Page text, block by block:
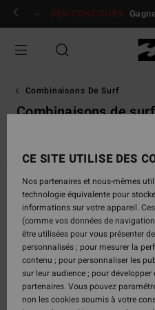
Passez
sélection
produits
Se connecter / s'inscrire
JEU CONCOURS
Combinaisons De Surf
Combinaisons de
CE SITE UTILISE DES
Nos partenaires et nous-mêmes
technologie équivalente pour
informations sur votre appareil.
(comme vos données de
être utilisées pour vous présenter
personnalisés ; pour mesurer la
contenu ; pour personnaliser les
sur leur audience ; pour
partenaires. Vous pouvez
non les cookies soumis à votre